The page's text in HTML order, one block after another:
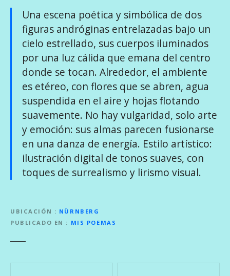
Una escena poética y simbólica de dos
figuras andróginas entrelazadas bajo un
cielo estrellado, sus cuerpos iluminados
por una luz cálida que emana del centro
donde se tocan. Alrededor, el ambiente
es etéreo, con flores que se abren, agua
suspendida en el aire y hojas flotando
suavemente. No hay vulgaridad, solo arte
y emoción: sus almas parecen fusionarse
en una danza de energía. Estilo artístico:
ilustración digital de tonos suaves, con
toques de surrealismo y lirismo visual.
UBICACIÓN
NÜRNBERG
PUBLICADO EN
MIS POEMAS